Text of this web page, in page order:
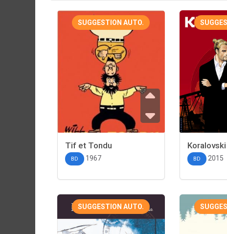
SUGGESTION AUTO.
Tif et Tondu
BD 1967
Koralovski
BD 2015
SUGGESTION AUTO.